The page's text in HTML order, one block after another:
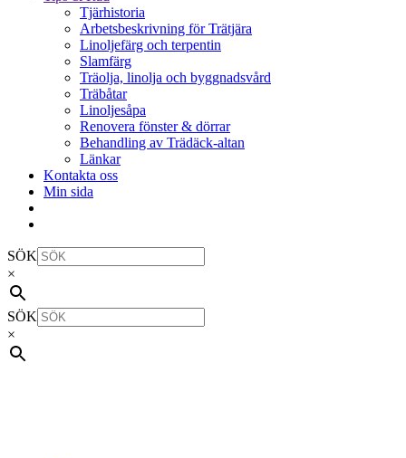
Tjärhistoria
Arbetsbeskrivning för Trätjära
Linoljefärg och terpentin
Slamfärg
Träolja, linolja och byggnadsvård
Träbåtar
Linoljesåpa
Renovera fönster & dörrar
Behandling av Trädäck-altan
Länkar
Kontakta oss
Min sida
SÖK
×
SÖK
×